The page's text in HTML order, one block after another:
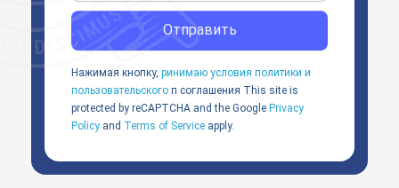
Отправить
Нажимая кнопку, ринимаю условия политики и
пользовательского п соглашения This site is
protected by reCAPTCHA and the Google Privacy
Policy and Terms of Service apply.